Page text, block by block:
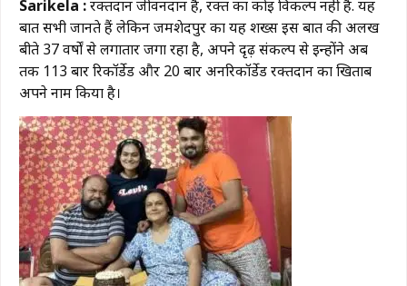
Sarikela :रक्तदान जीवनदान है, रक्त का कोई विकल्प नहीं है. यह
बात सभी जानते हैं लेकिन जमशेदपुर का यह शख्स इस बात की अलख
बीते 37 वर्षों से लगातार जगा रहा है, अपने दृढ़ संकल्प से इन्होंने अब
तक 113 बार रिकॉर्डेड और 20 बार अनरिकॉर्डेड रक्तदान का खिताब
अपने नाम किया है।